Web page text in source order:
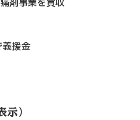
痛剤事業を買収
義援金
示）